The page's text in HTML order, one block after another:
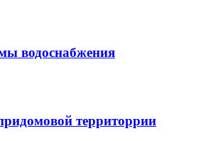
водоснабжения
территоррии